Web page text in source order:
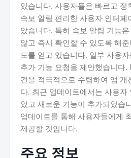
있습니다. 사용자들은 빠르고
속보 알림 편리한 사용자 인터페
았습니다. 특히 속보 알림 기능
않고 즉시 확인할 수 있도록 해
도를 얻고 있습니다. 일부 사용
추가 기능 요청을 제안했습니다.
견을 적극적으로 수렴하여 앱 개
다. 최근 업데이트에서는 사용자
었고 새로운 기능이 추가되었습
업데이트를 통해 사용자들에게
제공할 것입니다.
주요 정보